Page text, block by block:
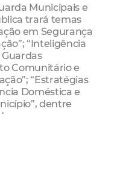
Municipais e
trará temas
em Segurança
“Inteligência
Comunitário e
“Estratégias
Doméstica e
dentre